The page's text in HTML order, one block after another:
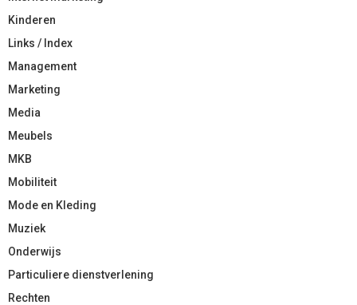
Kinderen
Links / Index
Management
Marketing
Media
Meubels
MKB
Mobiliteit
Mode en Kleding
Muziek
Onderwijs
Particuliere dienstverlening
Rechten